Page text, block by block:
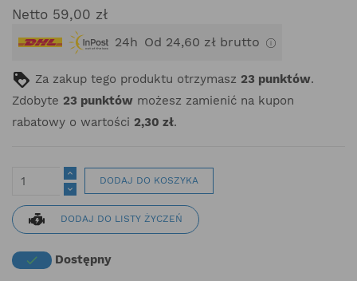
Netto 59,00 zł
24h Od 24,60 zł brutto
Za zakup tego produktu otrzymasz 23 punktów.
Zdobyte 23 punktów możesz zamienić na kupon
rabatowy o wartości 2,30 zł.
DODAJ DO KOSZYKA
DODAJ DO LISTY ŻYCZEŃ
 Dostępny